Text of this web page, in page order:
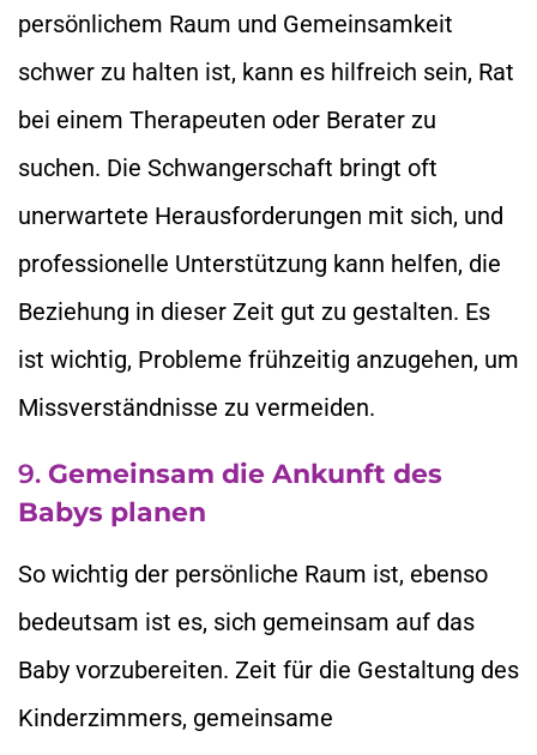
persönlichem Raum und Gemeinsamkeit
schwer zu halten ist, kann es hilfreich sein, Rat
bei einem Therapeuten oder Berater zu
suchen. Die Schwangerschaft bringt oft
unerwartete Herausforderungen mit sich, und
professionelle Unterstützung kann helfen, die
Beziehung in dieser Zeit gut zu gestalten. Es
ist wichtig, Probleme frühzeitig anzugehen, um
Missverständnisse zu vermeiden.
9. Gemeinsam die Ankunft des
Babys planen
So wichtig der persönliche Raum ist, ebenso
bedeutsam ist es, sich gemeinsam auf das
Baby vorzubereiten. Zeit für die Gestaltung des
Kinderzimmers, gemeinsame